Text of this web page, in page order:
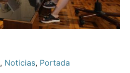
, Noticias, Portada